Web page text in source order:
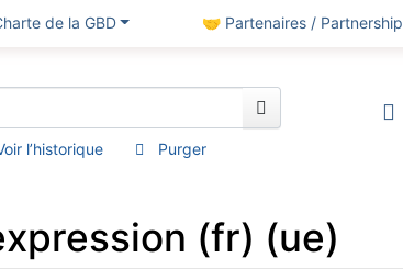
de la GBD 🤝 Partenaires / Partnership
l’historique Purger
(fr) (ue)